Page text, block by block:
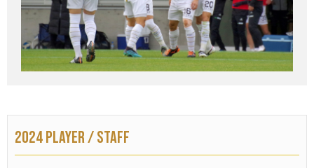
2024 PLAYER / STAFF